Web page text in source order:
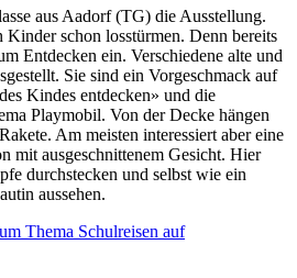
aus Aadorf (TG) die Ausstellung.
schon losstürmen. Denn bereits
Entdecken ein. Verschiedene alte und
Sie sind ein Vorgeschmack auf
Kindes entdecken» und die
Playmobil. Von der Decke hängen
Am meisten interessiert aber eine
mit ausgeschnittenem Gesicht. Hier
durchstecken und selbst wie ein
aussehen.
Thema Schulreisen auf